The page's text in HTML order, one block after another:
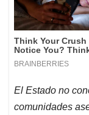
El Estado no
comunidades